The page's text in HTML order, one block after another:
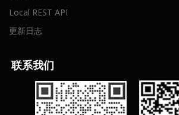
Local REST API
更新日志
联系我们